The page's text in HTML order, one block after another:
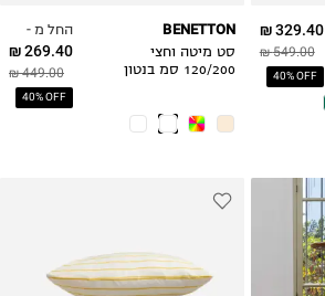
329.40 ₪
549.00 ₪
40% OFF
החל מ -
269.40 ₪
449.00 ₪
40% OFF
BENETTON
סט מיטה וחצי
120/200 סמ בנטון